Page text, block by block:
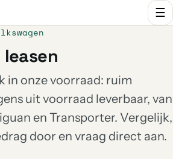
☰
in onze voorraad: ruim
uit voorraad leverbaar, van
en Transporter. Vergelijk,
door en vraag direct aan.